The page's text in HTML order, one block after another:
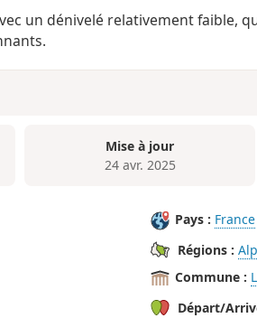
un dénivelé relativement faible,
Mise à jour
24 avr. 2025
Pays : France
Régions :
Commune :
Départ/